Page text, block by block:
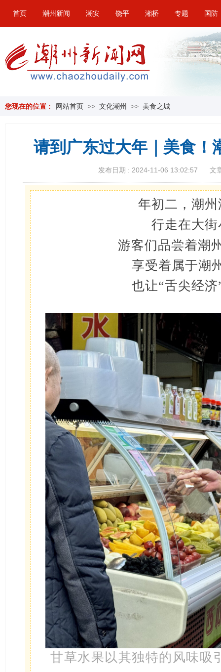
首页 潮州新闻 潮安 饶平 湘桥 专题 国防
您现在的位置 : 网站首页 >> 文化潮州 >> 美食之城
请到广东过大年｜美食！
发布日期 : 2024-11-06 13:02:57 文
年初二，潮
行走在大
游客们品尝着潮
享受着属于潮
也让“舌尖经
甘草水果以其独特的风味吸